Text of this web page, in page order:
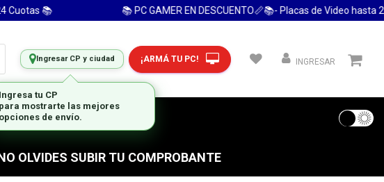
📚 📚 PC GAMER EN DESCUENTO📏📚- Placas de Video hasta 24
Ingresar CP y ciudad ¡ARMÁ TU PC! INGRESAR
PREGUNTAS FRECUENTES
OLVIDES SUBIR TU COMPROBANTE